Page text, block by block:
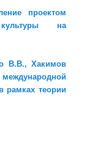
проектом
на
В.В., Хакимов
рамках теории